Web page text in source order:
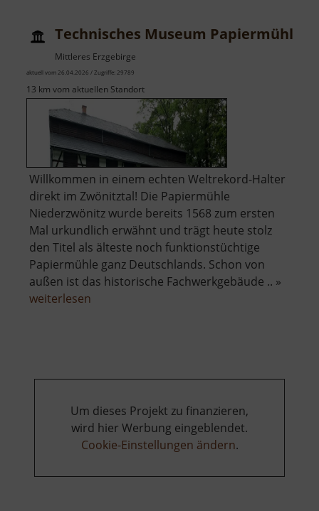
Technisches Museum Papiermühle
Mittleres Erzgebirge
aktuell vom 26.04.2026 / Zugriffe: 29789
13 km vom aktuellen Standort
Willkommen in einem echten Weltrekord-Halter
direkt im Zwönitztal! Die Papiermühle
Niederzwönitz wurde bereits 1568 zum ersten
Mal urkundlich erwähnt und trägt heute stolz
den Titel als älteste noch funktionstüchtige
Papiermühle ganz Deutschlands. Schon von
außen ist das historische Fachwerkgebäude .. »
weiterlesen
Um dieses Projekt zu finanzieren,
wird hier Werbung eingeblendet.
Cookie-Einstellungen ändern.